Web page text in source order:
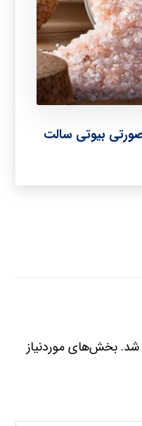
بیوتی سالت
شد. بخش‌های موردنیاز